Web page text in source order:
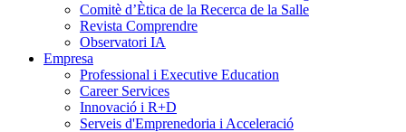
Comitè d’Ètica de la Recerca de la Salle
Revista Comprendre
Observatori IA
Empresa
Professional i Executive Education
Career Services
Innovació i R+D
Serveis d'Emprenedoria i Acceleració